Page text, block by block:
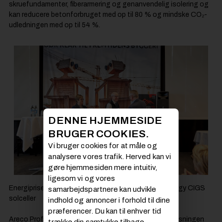
skruefundamenter, fiberarmering og genanvendelig isolering og
kan reducere betonforbruget med op til 80 % og mindske CO₂-
udledningen med op til 54 %.
Energiprisen: Areco Profiles A/S for Areco Green Energy CIGS
solceller
Areco Profiles og Green Energy har udviklet solcelleløsningen
DENNE HJEMMESIDE
BRUGER COOKIES.
Vi bruger cookies for at måle og
analysere vores trafik. Herved kan vi
gøre hjemmesiden mere intuitiv,
ligesom vi og vores
samarbejdspartnere kan udvikle
indhold og annoncer i forhold til dine
præferencer. Du kan til enhver tid